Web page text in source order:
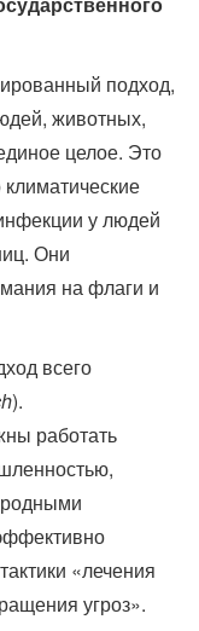
подход,
животных,
целое. Это
у людей
Они
на флаги и
всего
).
работать
«лечения
угроз».